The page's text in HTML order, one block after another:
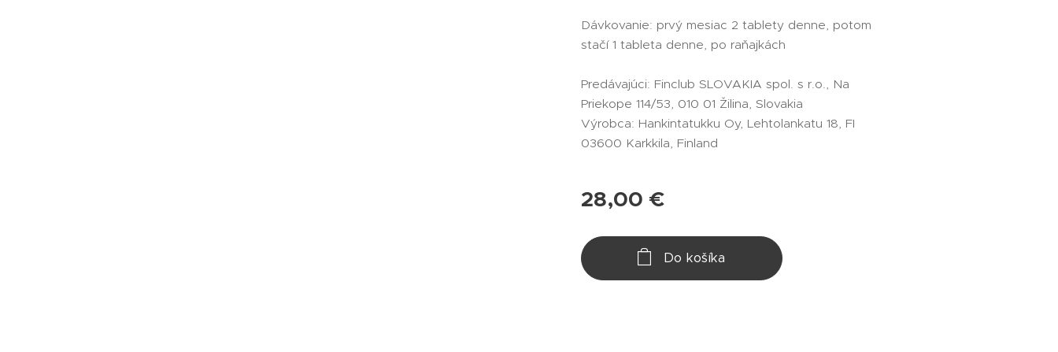
Dávkovanie: prvý mesiac 2 tablety denne, potom
stačí 1 tableta denne, po raňajkách
Predávajúci: Finclub SLOVAKIA spol. s r.o., Na
Priekope 114/53, 010 01 Žilina, Slovakia
Výrobca: Hankintatukku Oy, Lehtolankatu 18, FI
03600 Karkkila, Finland
28,00 €
Do košíka